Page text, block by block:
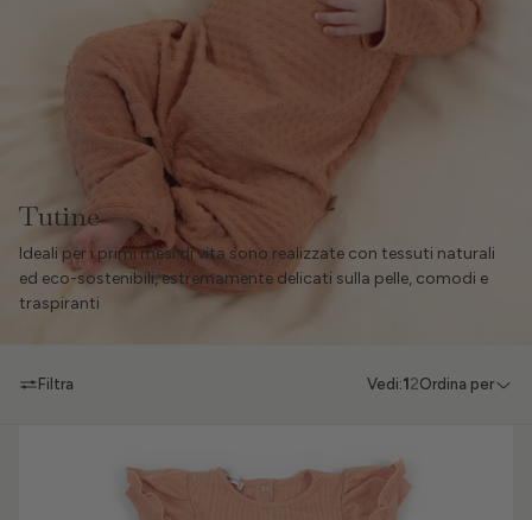
Tutine
Ideali per i primi mesi di vita sono realizzate con tessuti naturali
ed eco-sostenibili, estremamente delicati sulla pelle, comodi e
traspiranti
Filtra Vedi:1 2Ordina per